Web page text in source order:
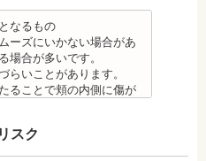
た場合は、速やかに歯科
い。
箇所に十分なスペースが
することもあります。健
る場合もあります。
を行います。麻酔薬の中
ともあります。臓や血圧
で、必要に応じワックス
対処策を行う場合があり
や、ワイヤーを交換した
ありますが、数日でおさ
、冷たいものを飲んだと
なるもの
ーズにいかない場合があ
場合が多いです。
らいことがあります。
ることで頬の内側に傷が
対処策を行う場合があり
スク